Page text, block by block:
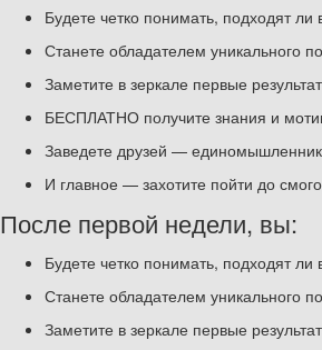
Будете четко понимать, подходят
Станете обладателем
Заметите в зеркале первые
БЕСПЛАТНО получите знания и
Заведете друзей —
И главное — захотите пойти до
После первой недели, вы:
Будете четко понимать, подходят
Станете обладателем
Заметите в зеркале первые